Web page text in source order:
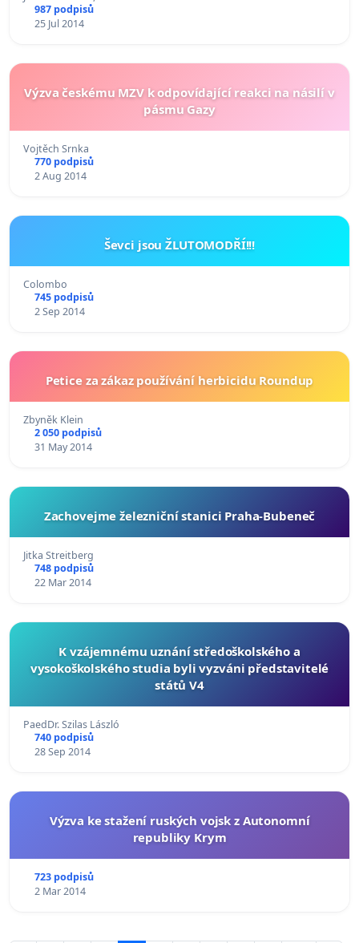
987 podpisů
25 Jul 2014
Výzva českému MZV k odpovídající reakci na násilí v
pásmu Gazy
Vojtěch Srnka
770 podpisů
2 Aug 2014
Ševci jsou ŽLUTOMODŘÍ!!!
Colombo
745 podpisů
2 Sep 2014
Petice za zákaz používání herbicidu Roundup
Zbyněk Klein
2 050 podpisů
31 May 2014
Zachovejme železniční stanici Praha-Bubeneč
Jitka Streitberg
748 podpisů
22 Mar 2014
K vzájemnému uznání středoškolského a
vysokoškolského studia byli vyzváni představitelé
států V4
PaedDr. Szilas László
740 podpisů
28 Sep 2014
Výzva ke stažení ruských vojsk z Autonomní
republiky Krym
723 podpisů
2 Mar 2014